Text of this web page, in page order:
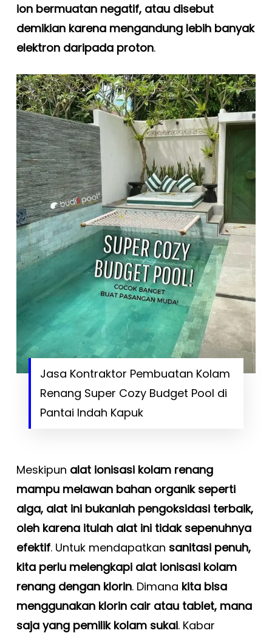
ion bermuatan negatif, atau disebut
demikian karena mengandung lebih banyak
elektron daripada proton.
Jasa Kontraktor Pembuatan Kolam
Renang Super Cozy Budget Pool di
Pantai Indah Kapuk
Meskipun alat ionisasi kolam renang
mampu melawan bahan organik seperti
alga, alat ini bukanlah pengoksidasi terbaik,
oleh karena itulah alat ini tidak sepenuhnya
efektif. Untuk mendapatkan sanitasi penuh,
kita perlu melengkapi alat ionisasi kolam
renang dengan klorin. Dimana kita bisa
menggunakan klorin cair atau tablet, mana
saja yang pemilik kolam sukai. Kabar